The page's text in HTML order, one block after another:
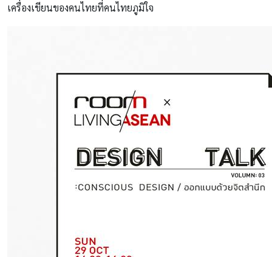
เครื่องเขียนของคนไทยที่คนไทยภูมิใจ